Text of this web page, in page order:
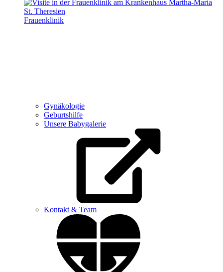
Frauenklinik
Gynäkologie
Geburtshilfe
Unsere Babygalerie
Kontakt & Team